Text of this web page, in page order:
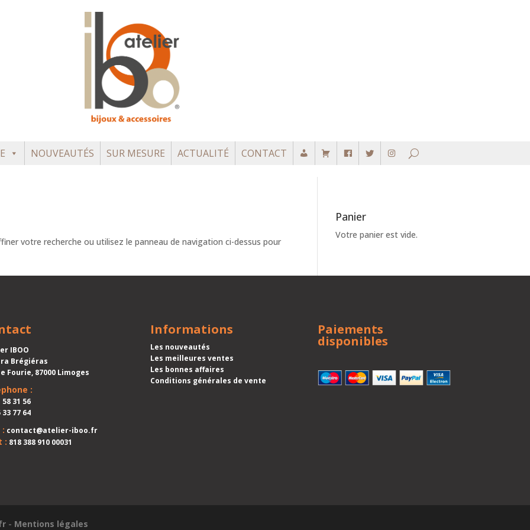
NOUVEAUTÉS SUR MESURE ACTUALITÉ CONTACT
votre recherche ou utilisez le panneau de navigation ci-dessus pour
Panier
Votre panier est vide.
IBOO
Brégiéras
Fourie, 87000 Limoges
:
58 31 56
33 77 64
contact@atelier-iboo.fr
: 818 388 910 00031
Informations
Les nouveautés
Les meilleures ventes
Les bonnes affaires
Conditions générales de vente
Paiements
disponibles
- Mentions légales